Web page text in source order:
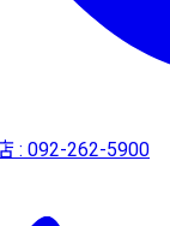
: 092-262-5900